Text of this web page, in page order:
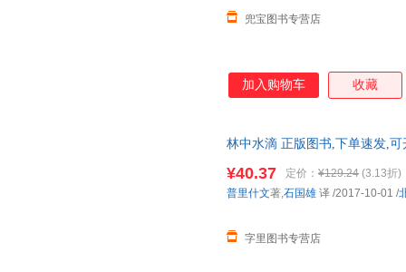
兜宝图书专营店
加入购物车 收藏
林中水滴 正版图书,下单速发,可
¥40.37 定价： ¥129.24 (3.13折)
字里图书专营店
普里什文著,石国雄 译 /2017-10-01 /